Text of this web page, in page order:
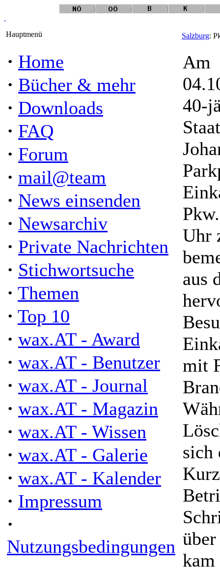
Hauptmenü
· Home
· Bücher & mehr
· Downloads
· FAQ
· Forum
· mail@team
· News einsenden
· Newsarchiv
· Private Nachrichten
· Stichwortsuche
· Themen
· Top 10
· wax.AT - Award
· wax.AT - Benutzer
· wax.AT - Journal
· wax.AT - Magazin
· wax.AT - Wissen
· wax.AT - Galerie
· wax.AT - Kalender
· Impressum
·
Nutzungsbedingungen
Salzburg:
Am
40-
Uhr
aus
mit
sich
kam